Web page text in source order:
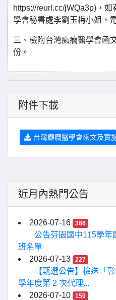
https://reurl.cc/jWQa3p)，
學會秘書處李劉玉梅小姐，
三、檢附台灣癲癇醫學會函
份。
附件下載
台灣癲癇醫學會來文及實
近月內熱門公告
2026-07-16 366
公告芬園國中115學年
班名單
2026-07-13
227
【甄選公告】檢送「
學年度第 2 次代理...
2026-07-10
150